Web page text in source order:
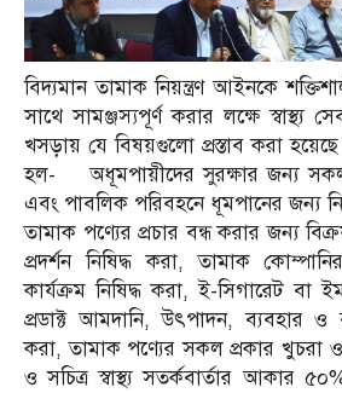
বিদ্যমান তামাক নিয়ন্ত্রণ আইনকে
সাথে সামঞ্জস্যপূর্ণ করার লক্ষে স্বাস্থ্য
খসড়ায় যে বিষয়গুলো প্রস্তাব করা
হল- অধূমপায়ীদের সুরক্ষার জন্য সকল
এবং পাবলিক পরিবহনে ধূমপানের জন্য
তামাক পণ্যের প্রচার বন্ধ করার জন্য
প্রদর্শন নিষিদ্ধ করা, তামাক
কার্যক্রম নিষিদ্ধ করা, ই-সিগারেট বা
প্রডাক্ট আমদানি, উৎপাদন, ব্যবহার ও
করা, তামাক পণ্যের সকল প্রকার খুচরা
ও সচিত্র স্বাস্থ্য সতর্কবার্তার আকার